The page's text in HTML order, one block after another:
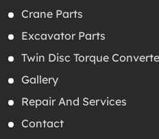
Crane Parts
Excavator Parts
Twin Disc Torque
Gallery
Repair And Services
Contact